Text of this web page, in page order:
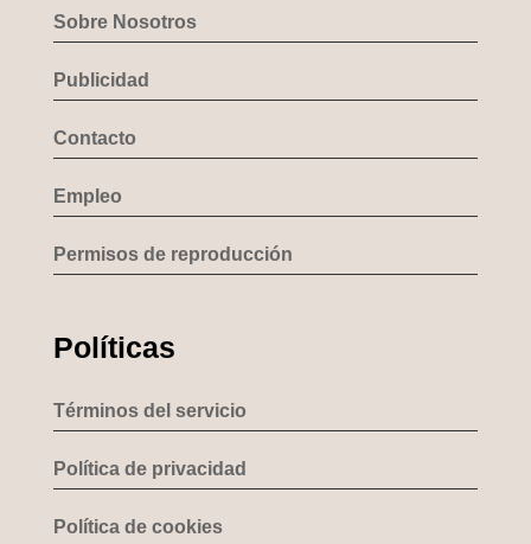
Sobre Nosotros
Publicidad
Contacto
Empleo
Permisos de reproducción
Políticas
Términos del servicio
Política de privacidad
Política de cookies